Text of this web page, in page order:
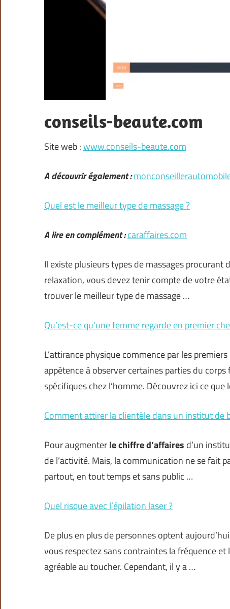
conseils-beaute.com
Site web :www.conseils-beaute.com
A découvrir également :
Quel est le meilleur type de massage ?
A lire en complément :caraffaires.com
Il existe plusieurs types de massages
relaxation, vous devez tenir compte de votre
trouver le meilleur type de massage …
Qu’est-ce qu’une femme regarde en premier
L’attirance physique commence par les
appétence à observer certaines parties du
spécifiques chez l’homme. Découvrez ici ce
Comment attirer la clientèle dans un institut de
Pour augmenterle chiffre d’affaires d’un
de l’activité. Mais, la communication ne se fait
partout, en tout temps et sans public …
Quel risque avec l’épilation laser ?
De plus en plus de personnes optent
vous respectez sans contraintes la fréquence
agréable au toucher. Cependant, il y a …